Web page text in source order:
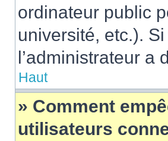
ordinateur public
université, etc.).
l’administrateur a
Haut
» Comment
utilisateurs